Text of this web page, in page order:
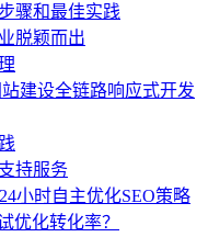
骤和最佳实践
脱颖而出
建设全链路响应式开发
持服务
小时自主优化SEO策略
优化转化率？